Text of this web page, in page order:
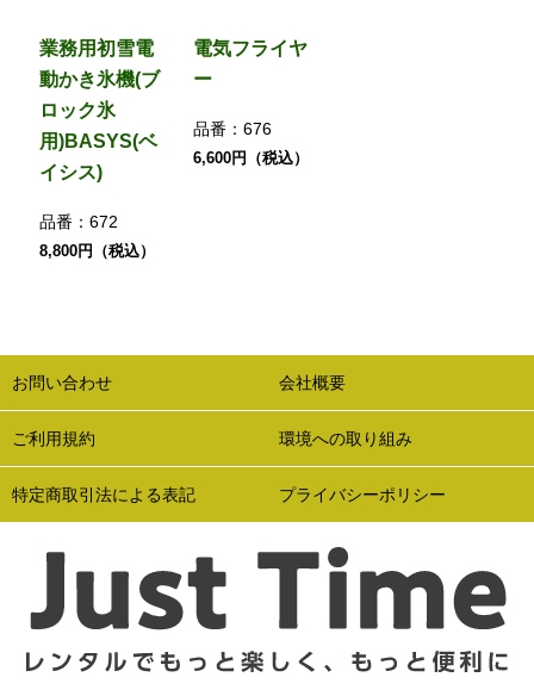
業務用初雪電
動かき氷機(ブ
ロック氷
用)BASYS(ベ
イシス)
品番： 672
8,800円（税込）
電気フライヤ
ー
品番：676
6,600円（税込）
お問い合わせ 会社概要
ご利用規約 環境への取り組み
特定商取引法による表記 プライバシーポリシー